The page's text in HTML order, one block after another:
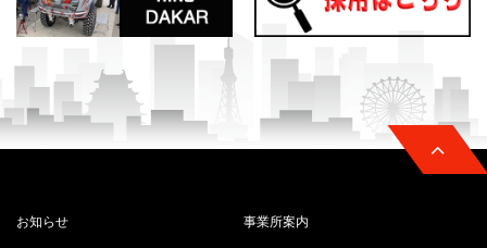
お知らせ 事業所案内